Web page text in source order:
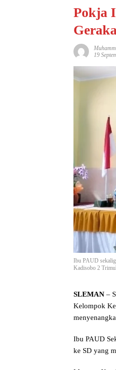
Pokja
19
Ibu PAUD
Kadisobo 2
SLEMAN –
Kelompok
Ibu PAUD
ke SD yang